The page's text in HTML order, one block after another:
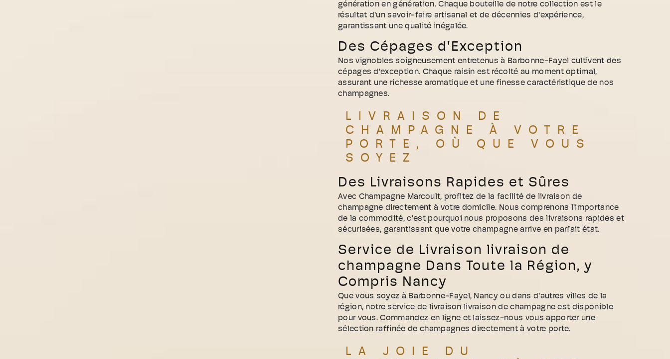
génération en génération. Chaque bouteille de notre collection est le
résultat d'un savoir-faire artisanal et de décennies d'expérience,
garantissant une qualité inégalée.
Des Cépages d'Exception
Nos vignobles soigneusement entretenus à Barbonne-Fayel cultivent des
cépages d'exception. Chaque raisin est récolté au moment optimal,
assurant une richesse aromatique et une finesse caractéristique de nos
champagnes.
LIVRAISON DE
CHAMPAGNE À VOTRE
PORTE, OÙ QUE VOUS
SOYEZ
Des Livraisons Rapides et Sûres
Avec Champagne Marcoult, profitez de la facilité de livraison de
champagne directement à votre domicile. Nous comprenons l'importance
de la commodité, c'est pourquoi nous proposons des livraisons rapides et
sécurisées, garantissant que votre champagne arrive en parfait état.
Service de Livraison livraison de
champagne Dans Toute la Région, y
Compris Nancy
Que vous soyez à Barbonne-Fayel, Nancy ou dans d'autres villes de la
région, notre service de livraison livraison de champagne est disponible
pour vous. Commandez en ligne et laissez-nous vous apporter une
sélection raffinée de champagnes directement à votre porte.
LA JOIE DU